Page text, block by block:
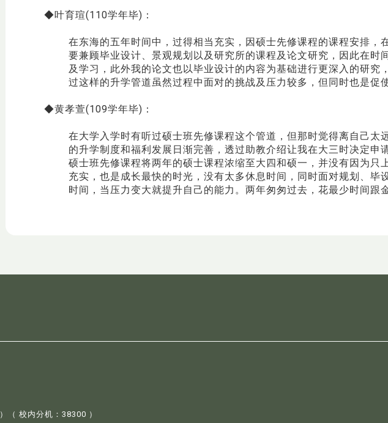
◆叶育瑄(110学年毕)：
在东海的五年时间中，过得相当充实，因硕士先修课程的课程安排，
要兼顾毕业设计、景观规划以及研究所的课程及论文研究，因此在时
及学习，此外我的论文也以毕业设计的内容为基础进行更深入的研究
过这样的升学管道虽然过程中面对的挑战及压力较多，但同时也是促
◆黄孝萱(109学年毕)：
在大学入学时有听过硕士班先修课程这个管道，但那时觉得离自己太
的升学制度和福利发展日渐完善，透过助教介绍让我在大三时决定申
硕士班先修课程将两年的硕士课程浓缩至大四和硕一，并没有因为只
充实，也是成长最快的时光，没有太多休息时间，同时面对规划、毕
时间，当压力变大就提升自己的能力。两年匆匆过去，花最少时间跟
）（ 校内分机：38300 ）